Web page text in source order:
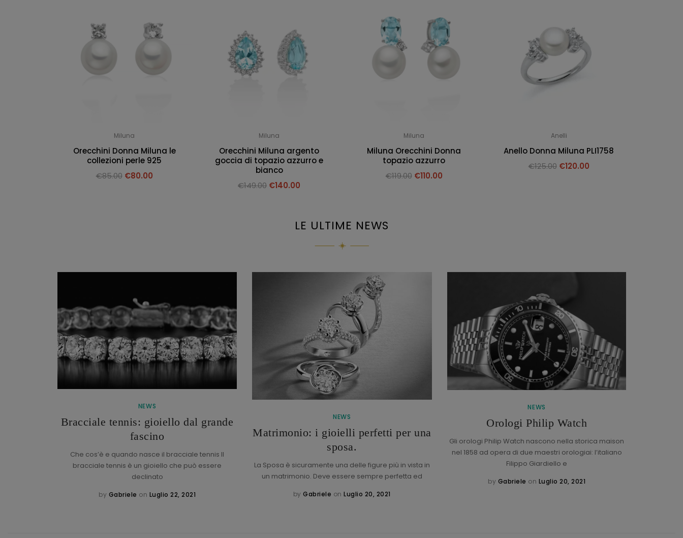
Miluna
Orecchini Donna Miluna le
collezioni perle 925
€85.00 €80.00
Miluna
Orecchini Miluna argento
goccia di topazio azzurro e
bianco
€149.00 €140.00
Miluna
Miluna Orecchini Donna
topazio azzurro
€119.00 €110.00
Anelli
Anello Donna Miluna PLI1758
€125.00 €120.00
LE ULTIME NEWS
NEWS
Bracciale tennis: gioiello dal grande
fascino
Che cos’è e quando nasce il bracciale tennis Il
bracciale tennis è un gioiello che può essere
declinato
by Gabriele on Luglio 22, 2021
NEWS
Matrimonio: i gioielli perfetti per una
sposa.
La Sposa è sicuramente una delle figure più in vista in
un matrimonio. Deve essere sempre perfetta ed
byGabriele onLuglio 20, 2021
NEWS
Orologi Philip Watch
Gli orologi Philip Watch nascono nella storica maison
nel 1858 ad opera di due maestri orologiai: l’italiano
Filippo Giardiello e
by Gabriele on Luglio 20, 2021